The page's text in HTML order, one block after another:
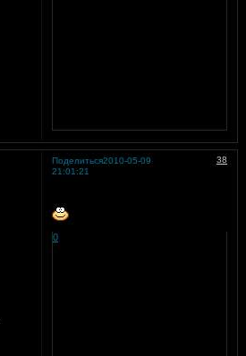
Поделиться 38
2010-05-09
21:01:21
0